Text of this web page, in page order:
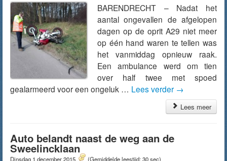
BARENDRECHT – Nadat het
aantal ongevallen de afgelopen
dagen op de oprit A29 niet meer
op één hand waren te tellen was
het vanmiddag opnieuw raak.
Een ambulance werd om tien
over half twee met spoed
gealarmeerd voor een ongeluk … Lees verder →
Lees meer
Auto belandt naast de weg aan de
Sweelincklaan
Dinsdag 1 december 2015 (Gemiddelde leestijd: 30 sec)